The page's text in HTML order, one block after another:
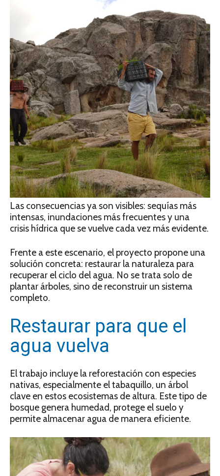
Las consecuencias ya son visibles: sequías más
intensas, inundaciones más frecuentes y una
crisis hídrica que se vuelve cada vez más evidente.
Frente a este escenario, el proyecto propone una
solución concreta: restaurar la naturaleza para
recuperar el ciclo del agua. No se trata solo de
plantar árboles, sino de reconstruir un sistema
completo.
Restaurar para que el
agua vuelva
El trabajo incluye la reforestación con especies
nativas, especialmente el tabaquillo, un árbol
clave en estos ecosistemas de altura. Este tipo de
bosque genera humedad, protege el suelo y
permite almacenar agua de manera eficiente.